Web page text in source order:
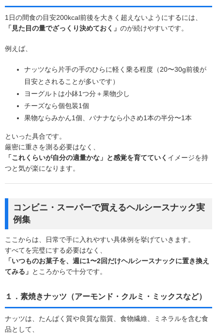
1日の間食の目安200kcal前後を大きく超えないようにするには、
「見た目の量でざっくり決めておく」 のが続けやすいです。
例えば、
ナッツなら片手の手のひらに軽く乗る程度（20〜30g前後が
目安とされることが多いです）
ヨーグルトは小鉢1つ分＋果物少し
チーズなら個包装1個
果物ならみかん1個、バナナなら小さめ1本の半分〜1本
といった具合です。
厳密に重さを測る必要はなく、
「これくらいが自分の適量かな」と感覚を育てていく イメージを持
つと気が楽になります。
コンビニ・スーパーで買えるヘルシースナック実
例集
ここからは、日常で手に入れやすい具体例を挙げていきます。
すべてを完璧にする必要はなく、
「いつものお菓子を、週に1〜2回だけヘルシースナックに置き換え
てみる」 ところからで十分です。
１．素焼きナッツ（アーモンド・クルミ・ミックスなど）
ナッツは、たんぱく質や良質な脂質、食物繊維、ミネラルを含む食
品として、